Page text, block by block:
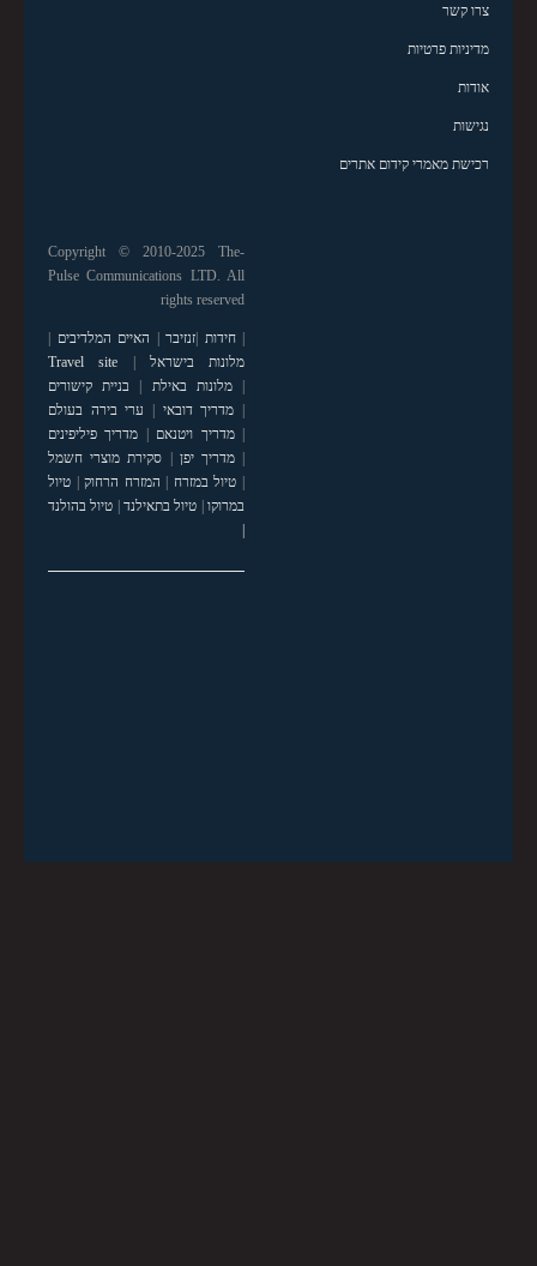
צרו קשר
מדיניות פרטיות
אודות
נגישות
רכישת מאמרי קידום אתרים
Copyright © 2010-2025 The-
Pulse Communications LTD. All
rights reserved
|חידות זנזיבר האיים המלדיבים
מלונות בישראל
Travel site
|מלונות באילת
בניית קישורים
מדריך דובאי
ערי בירה בעולם
|מדריך ויטנאם
מדריך פיליפינים
|מדריך יפן
סקירת מוצרי חשמל
טיול במזרח המזרח הרחוק| טיול
במרוקו| טיול בתאילנד| טיול בהולנד